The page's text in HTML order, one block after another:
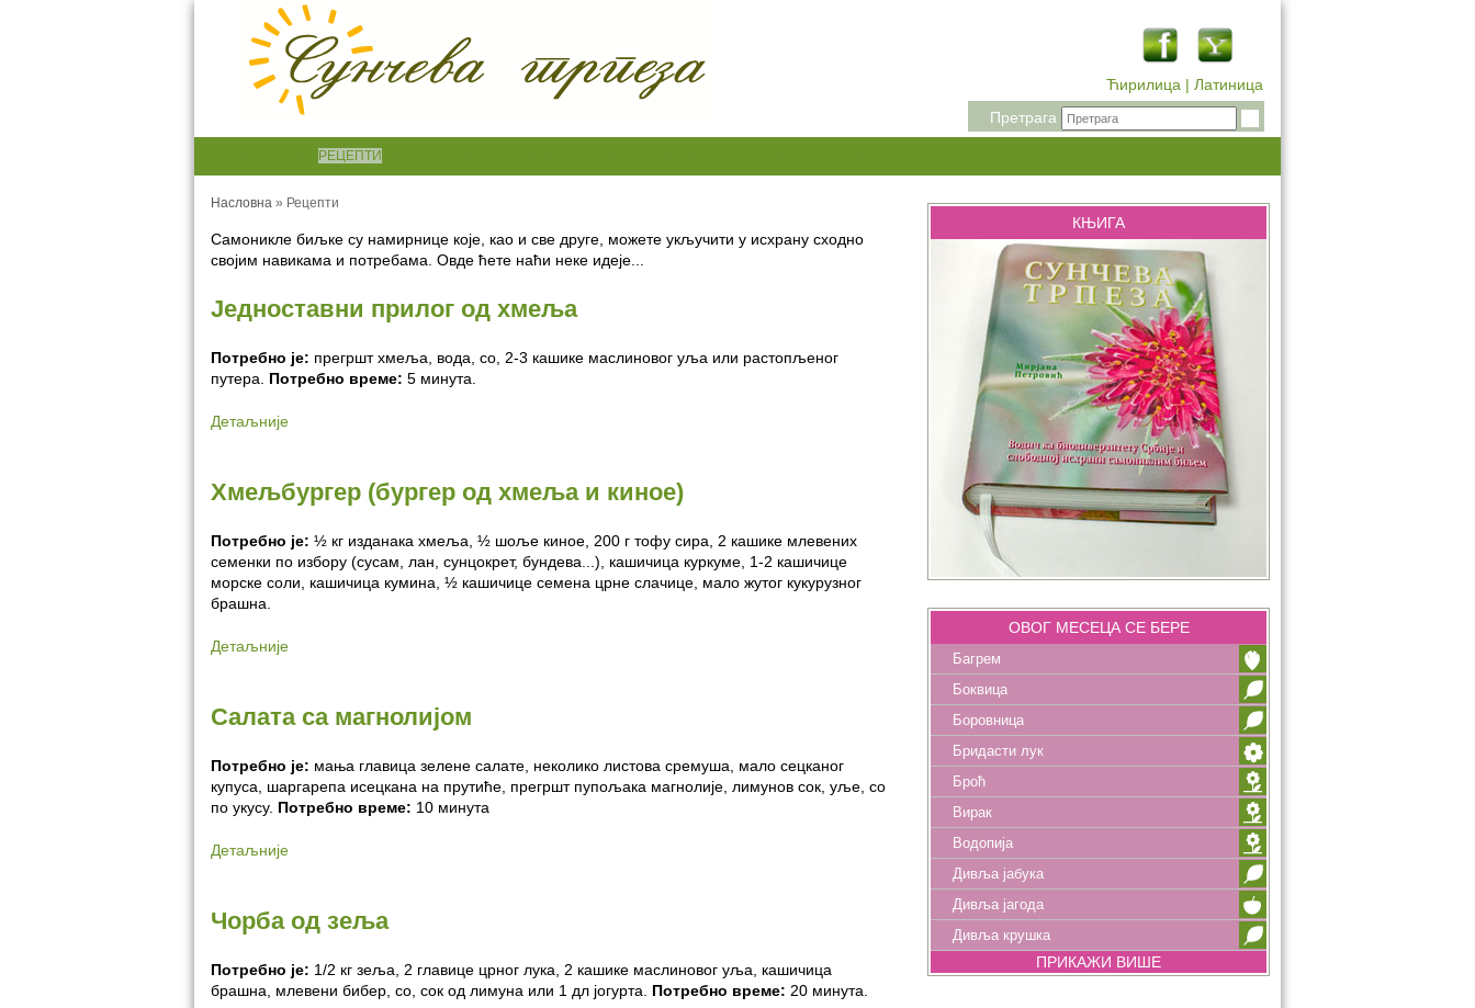
Претрага
Ћирилица | Латиница
РЕЦЕПТИ
Насловна » Рецепти
Самоникле биљке су намирнице које, као и све друге, можете укључити у исхрану сходно
својим навикама и потребама. Овде ћете наћи неке идеје...
Једноставни прилог од хмеља
Потребно је: прегршт хмеља, вода, со, 2-3 кашике маслиновог уља или растопљеног
путера. Потребно време: 5 минута.
Детаљније
Хмељбургер (бургер од хмеља и киное)
Потребно је: ½ кг изданака хмеља, ½ шоље киное, 200 г тофу сира, 2 кашике млевених
семенки по избору (сусам, лан, сунцокрет, бундева...), кашичица куркуме, 1-2 кашичице
морске соли, кашичица кумина, ½ кашичице семена црне слачице, мало жутог кукурузног
брашна.
Детаљније
Салата са магнолијом
Потребно је: мања главица зелене салате, неколико листова сремуша, мало сецканог
купуса, шаргарепа исецкана на прутиће, прегршт пупољака магнолије, лимунов сок, уље, со
по укусу. Потребно време: 10 минута
Детаљније
Чорба од зеља
Потребно је: 1/2 кг зеља, 2 главице црног лука, 2 кашике маслиновог уља, кашичица
брашна, млевени бибер, со, сок од лимуна или 1 дл јогурта. Потребно време: 20 минута.
КЊИГА
ОВОГ МЕСЕЦА СЕ БЕРЕ
Багрем
Боквица
Боровница
Бридасти лук
Броћ
Вирак
Водопија
Дивља јабука
Дивља јагода
Дивља крушка
ПРИКАЖИ ВИШЕ